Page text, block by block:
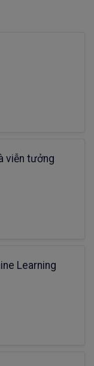
viễn tưởng
Learning